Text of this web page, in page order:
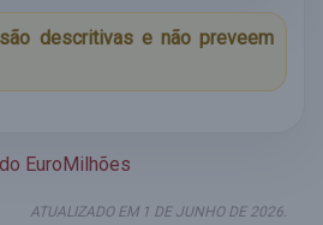
descritivas e não preveem
EuroMilhões
ATUALIZADO EM 1 DE JUNHO DE 2026.